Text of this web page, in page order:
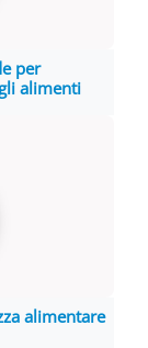
per
alimenti
alimentare